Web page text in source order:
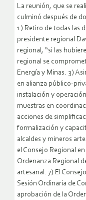
La reunión, que se
culminó después de
1) Retiro de todas las
presidente regional
regional, “si las
regional se
Energía y Minas. 3)
en alianza público-
instalación y
muestras en
acciones de
formalización y
alcaldes y mineros
el Consejo Regional
Ordenanza Regional
artesanal. 7) El
Sesión Ordinaria de
aprobación de la